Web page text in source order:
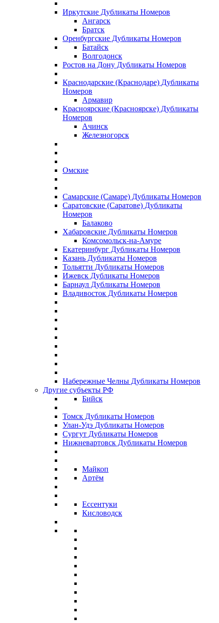
Иркутские Дубликаты Номеров
Ангарск
Братск
Оренбургские Дубликаты Номеров
Батайск
Волгодонск
Ростов на Дону Дубликаты Номеров
Краснодарские (Краснодаре) Дубликаты
Номеров
Армавир
Красноярские (Красноярске) Дубликаты
Номеров
Ачинск
Железногорск
Омские
Самарские (Самаре) Дубликаты Номеров
Саратовские (Саратове) Дубликаты
Номеров
Балаково
Хабаровские Дубликаты Номеров
Комсомольск-на-Амуре
Екатеринбург Дубликаты Номеров
Казань Дубликаты Номеров
Тольятти Дубликаты Номеров
Ижевск Дубликаты Номеров
Барнаул Дубликаты Номеров
Владивосток Дубликаты Номеров
Набережные Челны Дубликаты Номеров
Другие субъекты РФ
Бийск
Томск Дубликаты Номеров
Улан-Удэ Дубликаты Номеров
Сургут Дубликаты Номеров
Нижневартовск Дубликаты Номеров
Майкоп
Артём
Ессентуки
Кисловодск